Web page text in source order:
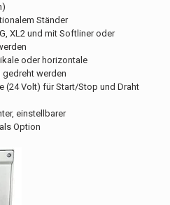
Ständer
XL2 und mit Softliner oder
oder horizontale
werden
(24 Volt) für Start/Stop und Draht
einstellbarer
Option